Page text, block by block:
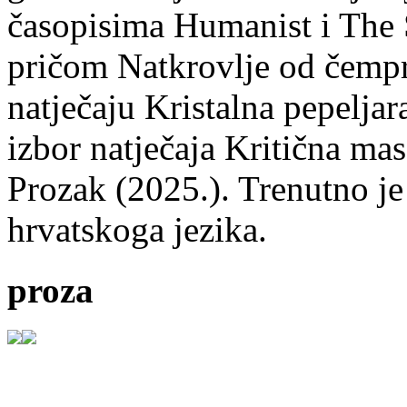
časopisima Humanist i
pričom Natkrovlje od
natječaju Kristalna
izbor natječaja Kritična
Prozak (2025.). Trenutno
hrvatskoga jezika.
proza